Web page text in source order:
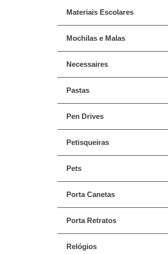
Materiais Escolares
Mochilas e Malas
Necessaires
Pastas
Pen Drives
Petisqueiras
Pets
Porta Canetas
Porta Retratos
Relógios